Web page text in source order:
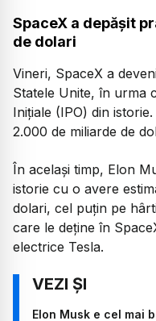
SpaceX a depășit
de dolari
Vineri, SpaceX a
Statele Unite, în urma
Inițiale (IPO) din
2.000 de miliarde de
În același timp, Elon
istorie cu o avere
dolari, cel puțin pe
care le deține în
electrice Tesla.
Elon Musk e cel mai